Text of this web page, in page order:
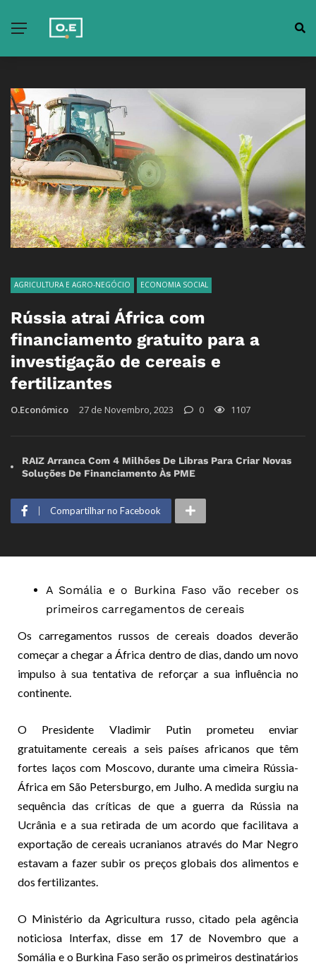
AGRICULTURA E AGRO-NEGÓCIO ECONOMIA SOCIAL
Rússia atrai África com
financiamento gratuito para a
investigação de cereais e
fertilizantes
O.Económico 27 de Novembro, 2023 0 1107
RAIZ Arranca Com 4 Milhões De Libras Para Criar Novas
Soluções De Financiamento Às PME
Compartilhar no Facebook
A Somália e o Burkina Faso vão receber os
primeiros carregamentos de cereais
Os carregamentos russos de cereais doados deverão
começar a chegar a África dentro de dias, dando um novo
impulso à sua tentativa de reforçar a sua influência no
continente.
O Presidente Vladimir Putin prometeu enviar
gratuitamente cereais a seis países africanos que têm
fortes laços com Moscovo, durante uma cimeira Rússia-
África em São Petersburgo, em Julho. A medida surgiu na
sequência das críticas de que a guerra da Rússia na
Ucrânia e a sua retirada de um acordo que facilitava a
exportação de cereais ucranianos através do Mar Negro
estavam a fazer subir os preços globais dos alimentos e
dos fertilizantes.
O Ministério da Agricultura russo, citado pela agência
noticiosa Interfax, disse em 17 de Novembro que a
Somália e o Burkina Faso serão os primeiros destinatários